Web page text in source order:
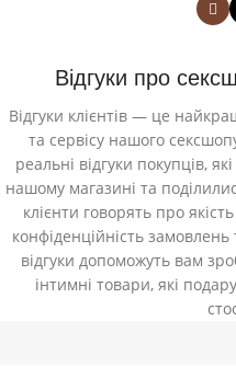
Відгуки про
Відгуки клієнтів — це
та сервісу нашого
реальні відгуки покупців,
нашому магазині та
клієнти говорять про
конфіденційність
відгуки допоможуть вам
інтимні товари, які